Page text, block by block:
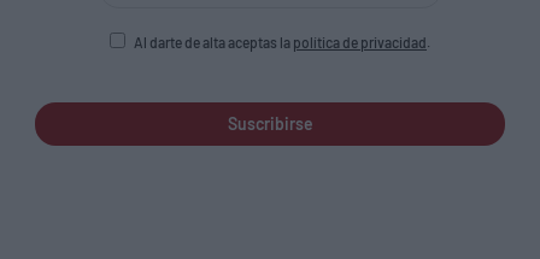
Al darte de alta aceptas la política de privacidad.
Suscribirse